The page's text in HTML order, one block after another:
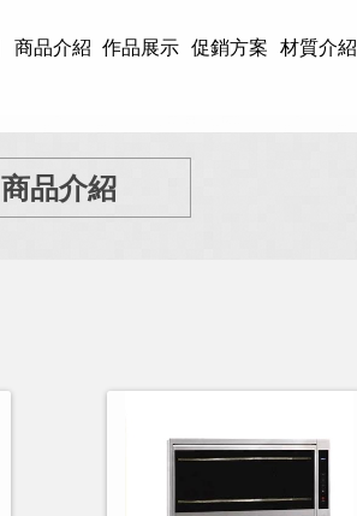
商品介紹 作品展示 促銷方案 材質介紹
商品介紹